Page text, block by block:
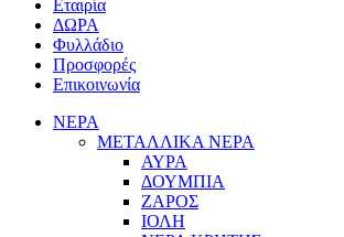
Εταιρία
ΔΩΡΑ
Φυλλάδιο
Προσφορές
Επικοινωνία
ΝΕΡΑ
ΜΕΤΑΛΛΙΚΑ ΝΕΡΑ
ΑΥΡΑ
ΔΟΥΜΠΙΑ
ΖΑΡΟΣ
ΙΟΛΗ